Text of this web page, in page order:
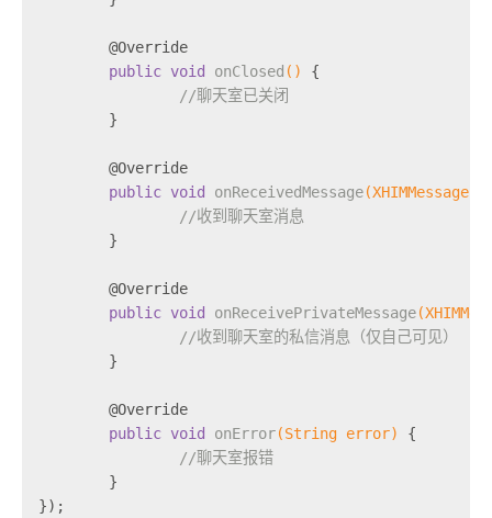
@Override
public void onClosed ()
{
//聊天室已关闭
	}
@Override
public void onReceivedMessage(XHIMMessage
//收到聊天室消息
	}
@Override
public void onReceivePrivateMessage
//收到聊天室的私信消息（仅自己可见）
	}
@Override
public void onError(String error)
{
//聊天室报错
	}
});